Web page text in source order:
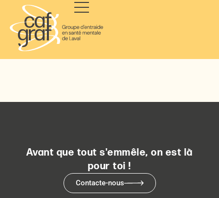
Avant que tout s'emmêle, on est là
pour toi !
Contacte-nous